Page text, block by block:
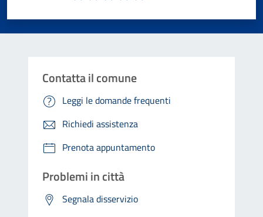
Contatta il comune
Leggi le domande frequenti
Richiedi assistenza
Prenota appuntamento
Problemi in città
Segnala disservizio